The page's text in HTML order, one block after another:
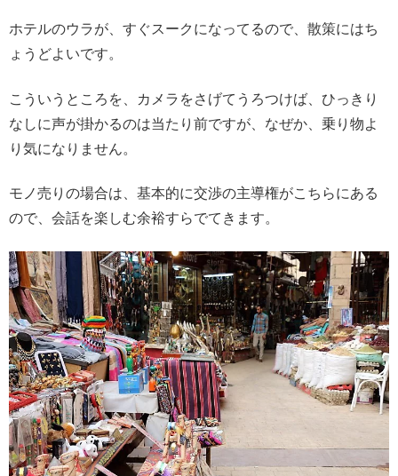
ホテルのウラが、すぐスークになってるので、散策にはち
ょうどよいです。
こういうところを、カメラをさげてうろつけば、ひっきり
なしに声が掛かるのは当たり前ですが、なぜか、乗り物よ
り気になりません。
モノ売りの場合は、基本的に交渉の主導権がこちらにある
ので、会話を楽しむ余裕すらでてきます。